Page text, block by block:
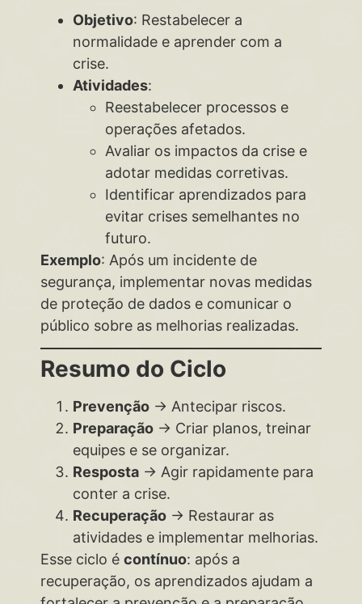
Objetivo: Restabelecer a
normalidade e aprender com a
crise.
Atividades:
Reestabelecer processos e
operações afetados.
Avaliar os impactos da crise e
adotar medidas corretivas.
Identificar aprendizados para
evitar crises semelhantes no
futuro.
Exemplo: Após um incidente de
segurança, implementar novas medidas
de proteção de dados e comunicar o
público sobre as melhorias realizadas.
Resumo do Ciclo
Prevenção → Antecipar riscos.
Preparação → Criar planos, treinar
equipes e se organizar.
Resposta → Agir rapidamente para
conter a crise.
Recuperação → Restaurar as
atividades e implementar melhorias.
Esse ciclo é contínuo: após a
recuperação, os aprendizados ajudam a